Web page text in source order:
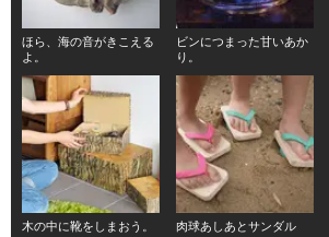
ほら、海の音がきこえる
よ。
ビンにつまった甘いあか
り。
木の中に靴をしまおう。 肉球あしあとサンダル